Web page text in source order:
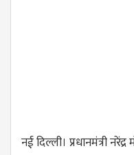
नई दिल्ली। प्रधानमंत्री